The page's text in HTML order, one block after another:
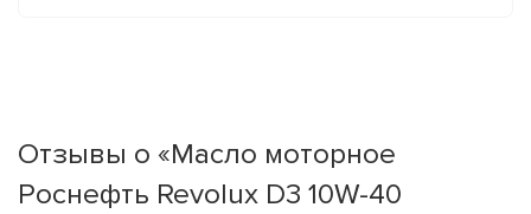
Отзывы о «Масло моторное
Роснефть Revolux D3 10W-40